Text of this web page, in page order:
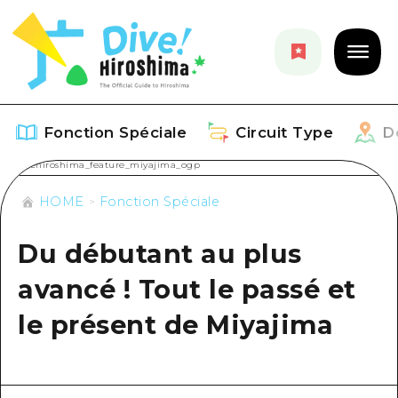
Fonction Spéciale Circuit Type
Fonction Spéciale
Aperçu
Recommendation
Art
Gourmand / Saké
Circuit Type
Aperçu
Guide official de Dive! Hiroshima
Autour de la ville d'Hiroshima
HOME Fonction Spéciale
Du débutant au plus
avancé ! Tout le passé et
le présent de Miyajima